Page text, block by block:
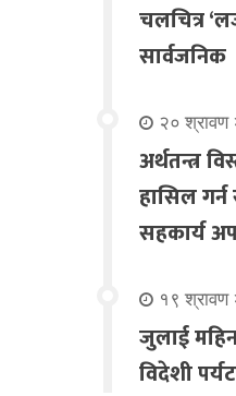
चलचित्र
सार्वजनिक
२० श्रावण
अर्थतन्त्र
हासिल
सहकार्य
१९ श्रावण
जुलाई
विदेशी